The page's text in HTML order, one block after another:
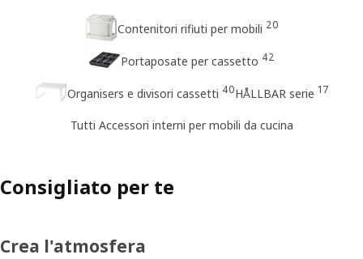
Contenitori rifiuti per mobili 20
Portaposate per cassetto 42
Organisers e divisori cassetti 40HÅLLBAR serie 17
Tutti Accessori interni per mobili da cucina
Consigliato per te
Crea l'atmosfera